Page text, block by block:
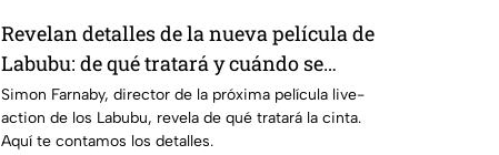
Revelan detalles de la nueva película de
Labubu: de qué tratará y cuándo se
estrena
Simon Farnaby, director de la próxima película live-
action de los Labubu, revela de qué tratará la cinta.
Aquí te contamos los detalles.